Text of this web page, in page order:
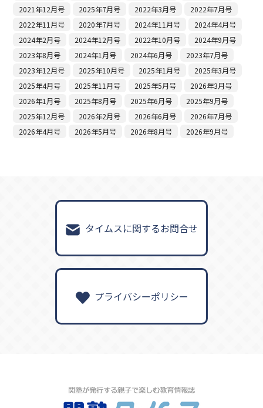
2021年12月号
2025年7月号 2022年3月号
2022年7月号
2022年11月号
2020年7月号 2024年11月号
2024年4月号
2024年2月号
2024年12月号 2022年10月号
2024年9月号
2023年8月号
2024年1月号 2024年6月号
2023年7月号
2023年12月号
2025年10月号 2025年1月号
2025年3月号
2025年4月号
2025年11月号 2025年5月号
2026年3月号
2026年1月号
2025年8月号 2025年6月号
2025年9月号
2025年12月号
2026年2月号 2026年6月号
2026年7月号
2026年4月号
2026年5月号 2026年8月号 2026年9月号
タイムスに関するお問合せ
プライバシーポリシー